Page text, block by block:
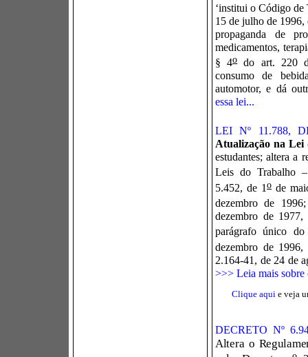
‘institui o Código
15 de julho de 1996,
propaganda de
medicamentos,
§ 4odo art. 220
consumo de
automotor, e dá
essa lei...
LEI Nº 11.788,
Atualização na Lei
estudantes; altera a
Leis do Trabalho
5.452, de 1ode
dezembro de
dezembro de
parágrafo único
dezembro de
2.164-41, de 24 de
>>> Leia mais sobre
Clique aquie veja
DECRETO Nº
Altera o